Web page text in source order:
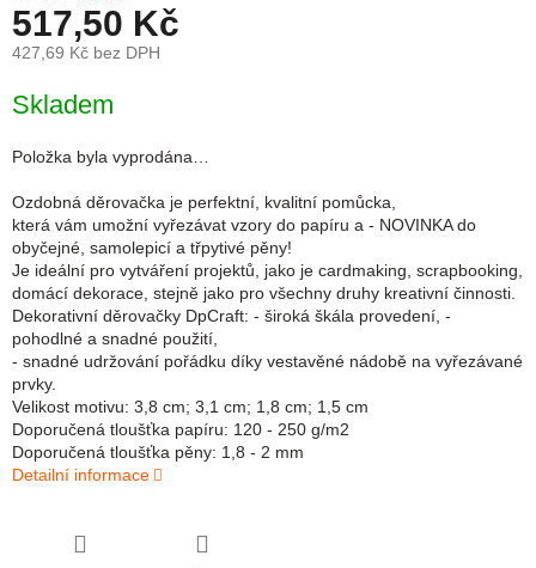
517,50 Kč
427,69 Kč bez DPH
Skladem
Položka byla vyprodána…
Ozdobná děrovačka je perfektní, kvalitní pomůcka,
která vám umožní vyřezávat vzory do papíru a - NOVINKA do
obyčejné, samolepicí a třpytivé pěny!
Je ideální pro vytváření projektů, jako je cardmaking, scrapbooking,
domácí dekorace, stejně jako pro všechny druhy kreativní činnosti.
Dekorativní děrovačky DpCraft: - široká škála provedení, -
pohodlné a snadné použití,
- snadné udržování pořádku díky vestavěné nádobě na vyřezávané
prvky.
Velikost motivu: 3,8 cm; 3,1 cm; 1,8 cm; 1,5 cm
Doporučená tloušťka papíru: 120 - 250 g/m2
Doporučená tloušťka pěny: 1,8 - 2 mm
Detailní informace